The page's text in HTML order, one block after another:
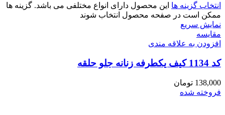
انتخاب گزینه ها این محصول دارای انواع مختلفی می باشد. گزینه ها
ممکن است در صفحه محصول انتخاب شوند
نمایش سریع
مقايسه
افزودن به علاقه مندی
کد 1134 کیف یکطرفه زنانه جلو حلقه
138,000 تومان
فروخته شده